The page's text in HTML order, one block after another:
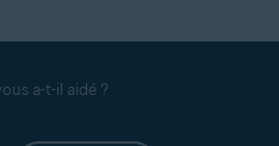
a-t-il aidé ?